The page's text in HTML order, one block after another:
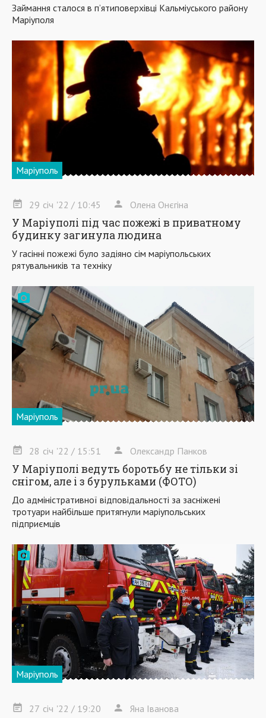
Займання сталося в п’ятиповерхівці Кальміуського району
Маріуполя
Маріуполь
29 січ '22 / 10:45 Олена Онєгіна
У Маріуполі під час пожежі в приватному
будинку загинула людина
У гасінні пожежі було задіяно сім маріупольських
рятувальників та техніку
Маріуполь
28 січ '22 / 15:51 Олександр Панков
У Маріуполі ведуть боротьбу не тільки зі
снігом, але і з бурульками (ФОТО)
До адміністративної відповідальності за засніжені
тротуари найбільше притягнули маріупольських
підприємців
Маріуполь
27 січ '22 / 19:20 Яна Іванова